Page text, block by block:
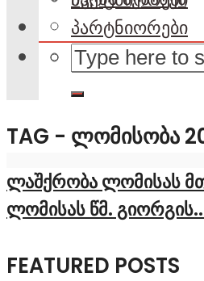
პარტნიორები
TAG - ᲚᲝᲛᲘᲡᲝᲑᲐ
ლაშქრობა ლომისას
ლომისას წმ.
FEATURED POSTS